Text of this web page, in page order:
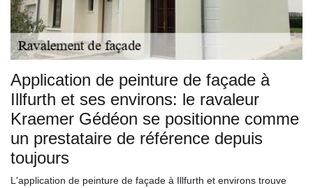
Application de peinture de façade à
Illfurth et ses environs: le ravaleur
Kraemer Gédéon se positionne comme
un prestataire de référence depuis
toujours
L'application de peinture de façade à Illfurth et environs trouve